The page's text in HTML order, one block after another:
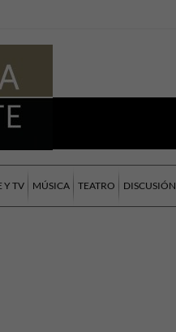
Y TV MÚSICA TEATRO DISCUSIÓN